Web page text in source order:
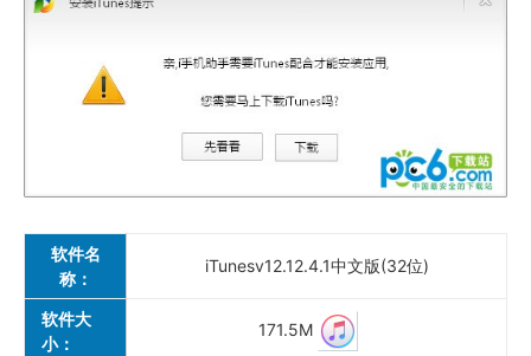
软件名
称：
iTunesv12.12.4.1中文版(32位)
软件大
小：
171.5M